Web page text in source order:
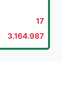
17
3.164.987